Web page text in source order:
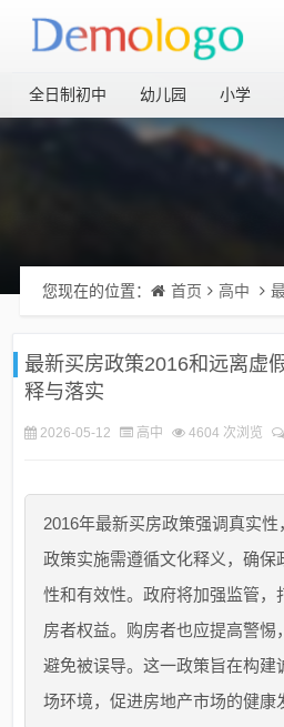
全日制初中 幼儿园 小学
您现在的位置： 首页 高中 最
最新买房政策2016和远离虚
释与落实
2026-05-12 高中 4604 次浏览
2016年最新买房政策强调真实性
政策实施需遵循文化释义，确保
性和有效性。政府将加强监管，
房者权益。购房者也应提高警惕
避免被误导。这一政策旨在构建
场环境，促进房地产市场的健康